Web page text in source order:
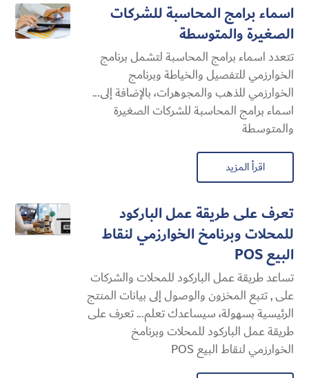
اسماء برامج المحاسبة للشركات
الصغيرة والمتوسطة
تتعدد اسماء برامج المحاسبة لتشمل برنامج
الخوارزمي للتفصيل والخياطة وبرنامج
الخوارزمي للذهب والمجوهرات، بالإضافة إلى...
اسماء برامج المحاسبة للشركات الصغيرة
والمتوسطة
اقرأ المزيد
تعرف على طريقة عمل الباركود
للمحلات وبرنامخ الخوارزمي لنقاط
البيع POS
تساعد طريقة عمل الباركود للمحلات والشركات
على , تتبع المخزون والوصول إلى بيانات المنتج
الرئيسية بسهولة، سيساعدك تعلم... تعرف على
طريقة عمل الباركود للمحلات وبرنامخ
الخوارزمي لنقاط البيع POS